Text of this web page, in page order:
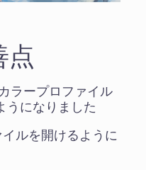
点
ラープロファイル
うになりました
ルを開けるように